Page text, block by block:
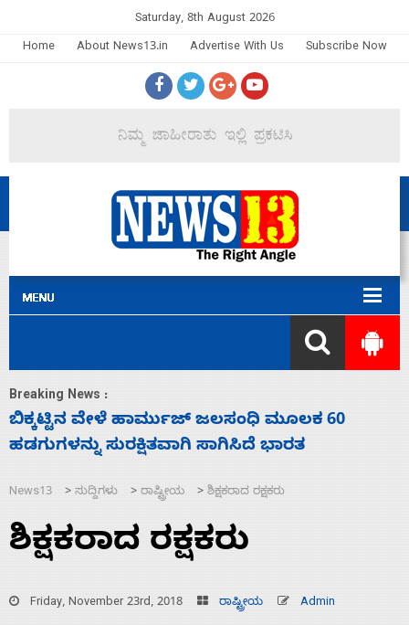
Saturday, 8th August 2026
Home
About News13.in Advertise With Us Subscribe Now
Breaking News :
ನಾಗೇಂದ್ರ ರಾಜೀನಾಮೆ ಕೊಡದಿದ್ದರೆ ಸದನ ನಡೆಸಲು
ಬಿಡೆವು: ಛಲವಾದಿ ನಾರಾಯಣಸ್ವಾಮಿ
News13 > ಸುದ್ದಿಗಳು > ರಾಷ್ಟ್ರೀಯ > ಶಿಕ್ಷಕರಾದ ರಕ್ಷಕರು
ಶಿಕ್ಷಕರಾದ ರಕ್ಷಕರು
Friday, November 23rd, 2018 ರಾಷ್ಟ್ರೀಯ Admin